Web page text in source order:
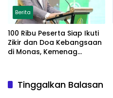
Berita
100 Ribu Peserta Siap Ikuti
Zikir dan Doa Kebangsaan
di Monas, Kemenag
Tinggalkan Balasan